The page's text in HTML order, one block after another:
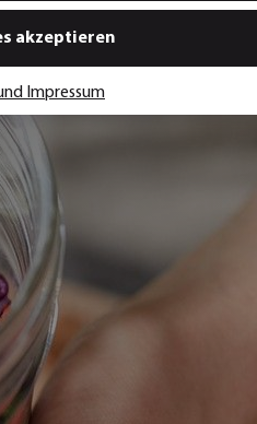
akzeptieren
Impressum